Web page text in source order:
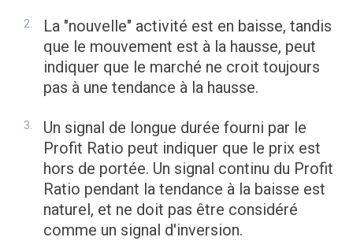
La "nouvelle" activité est en baisse, tandis
que le mouvement est à la hausse, peut
indiquer que le marché ne croit toujours
pas à une tendance à la hausse.
Un signal de longue durée fourni par le
Profit Ratio peut indiquer que le prix est
hors de portée. Un signal continu du Profit
Ratio pendant la tendance à la baisse est
naturel, et ne doit pas être considéré
comme un signal d'inversion.